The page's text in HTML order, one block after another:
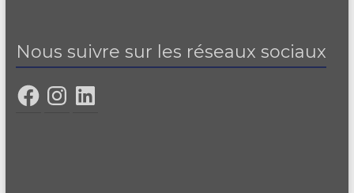
Nous suivre sur les réseaux sociaux